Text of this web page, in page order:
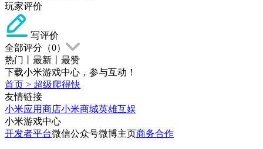
玩家评价
写评价
全部评分（0）
热门
最新
最赞
下载小米游戏中心，参与互动！
首页 > 超级爬得快
友情链接
小米应用商店小米商城英雄互娱
小米游戏中心
开发者平台微信公众号微博主页商务合作